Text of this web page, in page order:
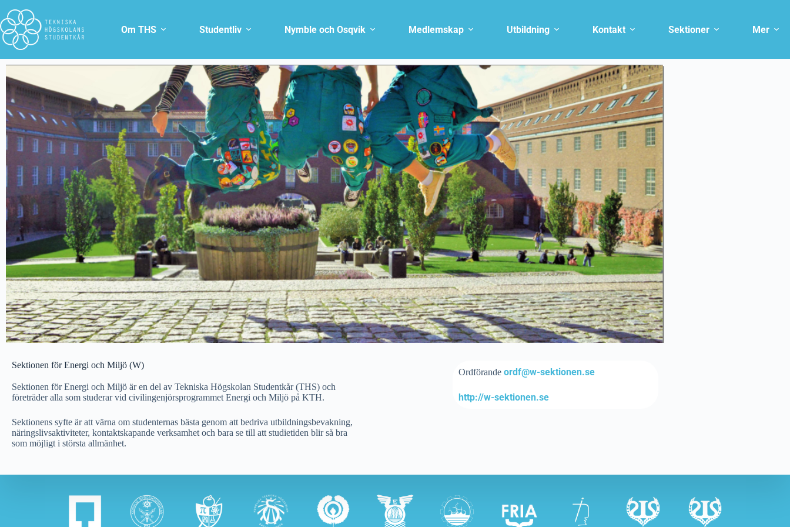
Om THS Studentliv Nymble och Osqvik Medlemskap Utbildning Kontakt Sektioner Mer
Sektionen för Energi och Miljö (W)
Sektionen för Energi och Miljö är en del av Tekniska Högskolan Studentkår (THS) och
företräder alla som studerar vid civilingenjörsprogrammet Energi och Miljö på KTH.
Sektionens syfte är att värna om studenternas bästa genom att bedriva utbildningsbevakning,
näringslivsaktiviteter, kontaktskapande verksamhet och bara se till att studietiden blir så bra
som möjligt i största allmänhet.
Ordförandeordf@w-sektionen.se
http://w-sektionen.se